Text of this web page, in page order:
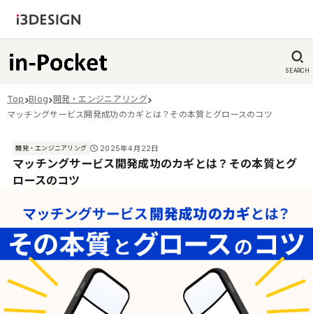
SEARCH
Top Blog
開発・エンジニアリング
マッチングサービス開発成功のカギとは？その本質とグロースのコツ
開発・エンジニアリング 2025年4月22日
マッチングサービス開発成功のカギとは？その本質とグ
ロースのコツ